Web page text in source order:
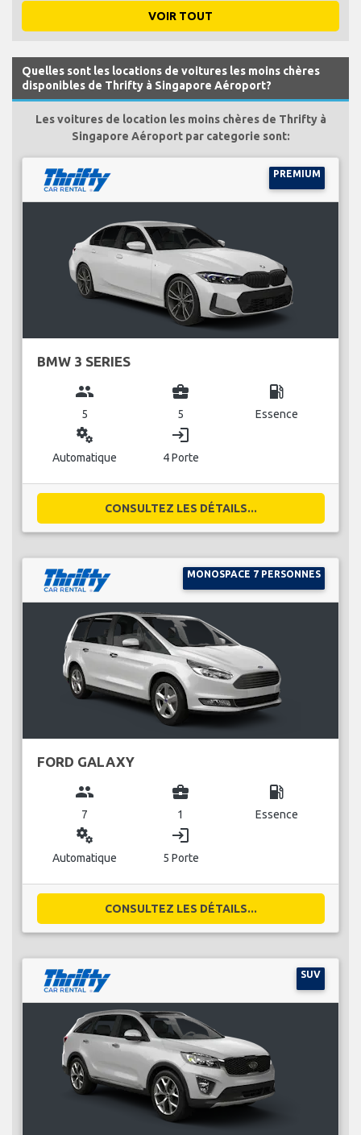
VOIR TOUT
Quelles sont les locations de voitures les moins chères
disponibles de Thrifty à Singapore Aéroport?
Les voitures de location les moins chères de Thrifty à
Singapore Aéroport par categorie sont:
PREMIUM
BMW 3 SERIES
group
5
business_center
5
local_gas_station
Essence
miscellaneous_services
Automatique
login
4 Porte
CONSULTEZ LES DÉTAILS...
MONOSPACE 7 PERSONNES
FORD GALAXY
group
7
business_center
1
local_gas_station
Essence
miscellaneous_services
Automatique
login
5 Porte
CONSULTEZ LES DÉTAILS...
SUV